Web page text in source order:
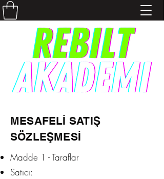
MESAFELİ SATIŞ
SÖZLEŞMESİ
Madde 1 - Taraflar
Satıcı: